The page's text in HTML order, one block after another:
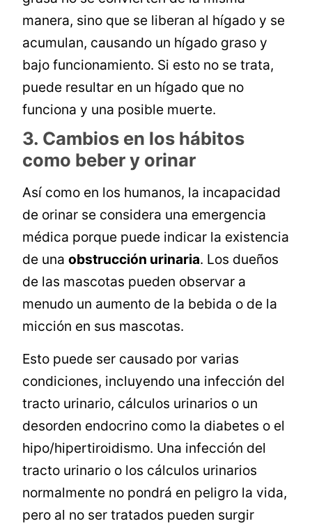
manera, sino que se liberan al hígado y se
acumulan, causando un hígado graso y
bajo funcionamiento. Si esto no se trata,
puede resultar en un hígado que no
funciona y una posible muerte.
3. Cambios en los hábitos
como beber y orinar
Así como en los humanos, la incapacidad
de orinar se considera una emergencia
médica porque puede indicar la existencia
de unaobstrucción urinaria. Los dueños
de las mascotas pueden observar a
menudo un aumento de la bebida o de la
micción en sus mascotas.
Esto puede ser causado por varias
condiciones, incluyendo una infección del
tracto urinario, cálculos urinarios o un
desorden endocrino como la diabetes o el
hipo/hipertiroidismo. Una infección del
tracto urinario o los cálculos urinarios
normalmente no pondrá en peligro la vida,
pero al no ser tratados pueden surgir